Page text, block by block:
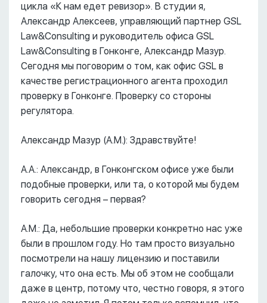
цикла «К нам едет ревизор». В студии я,
Александр Алексеев, управляющий партнер GSL
Law&Consulting и руководитель офиса GSL
Law&Consulting в Гонконге, Александр Мазур.
Сегодня мы поговорим о том, как офис GSL в
качестве регистрационного агента проходил
проверку в Гонконге. Проверку со стороны
регулятора.
Александр Мазур (А.М.): Здравствуйте!
А.А.: Александр, в Гонконгском офисе уже были
подобные проверки, или та, о которой мы будем
говорить сегодня – первая?
А.М.: Да, небольшие проверки конкретно нас уже
были в прошлом году. Но там просто визуально
посмотрели на нашу лицензию и поставили
галочку, что она есть. Мы об этом не сообщали
даже в центр, потому что, честно говоря, я этого